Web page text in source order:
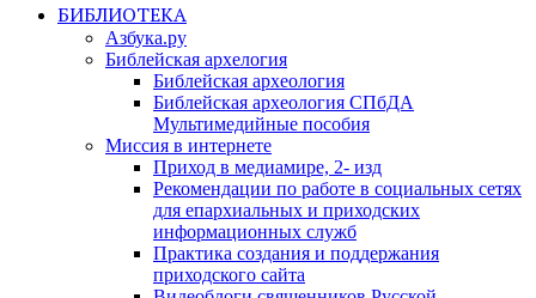
БИБЛИОТЕКА
Азбука.ру
Библейская архелогия
Библейская археология
Библейская археология СПбДА
Мультимедийные пособия
Миссия в интернете
Приход в медиамире, 2- изд
Рекомендации по работе в социальных сетях
для епархиальных и приходских
информационных служб
Практика создания и поддержания
приходского сайта